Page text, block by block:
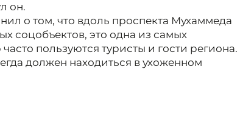
он.
о том, что вдоль проспекта Мухаммеда
соцобъектов, это одна из самых
пользуются туристы и гости региона.
должен находиться в ухоженном